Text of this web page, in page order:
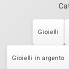
Gioielli
Gioielli in argento